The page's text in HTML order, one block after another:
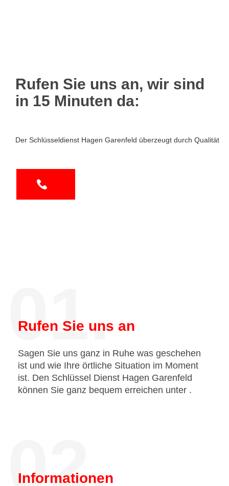
Rufen Sie uns an, wir sind
in 15 Minuten da:
Der Schlüsseldienst Hagen Garenfeld überzeugt durch Qualität
01.
Rufen Sie uns an
Sagen Sie uns ganz in Ruhe was geschehen
ist und wie Ihre örtliche Situation im Moment
ist. Den Schlüssel Dienst Hagen Garenfeld
können Sie ganz bequem erreichen unter .
02.
Informationen